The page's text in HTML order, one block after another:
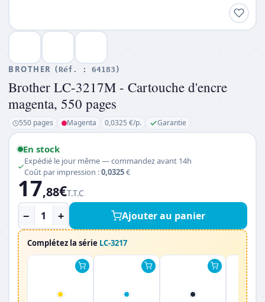
BROTHER (Réf. :64183)
Brother LC-3217M - Cartouche d'encre
magenta, 550 pages
550 pages Magenta 0,0325 €/p. Garantie
En stock
Expédié le jour même — commandez avant 14h
Coût par impression :0,0325
17,88€T.T.C
− + Ajouter au panier
Complétez la sérieLC-3217